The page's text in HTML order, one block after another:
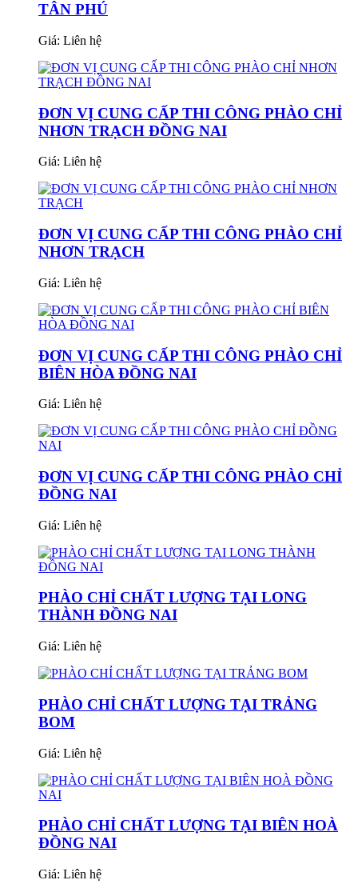
TÂN PHÚ
Giá: Liên hệ
ĐƠN VỊ CUNG CẤP THI CÔNG PHÀO CHỈ
NHƠN TRẠCH ĐỒNG NAI
Giá: Liên hệ
ĐƠN VỊ CUNG CẤP THI CÔNG PHÀO CHỈ
NHƠN TRẠCH
Giá: Liên hệ
ĐƠN VỊ CUNG CẤP THI CÔNG PHÀO CHỈ
BIÊN HÒA ĐỒNG NAI
Giá: Liên hệ
ĐƠN VỊ CUNG CẤP THI CÔNG PHÀO CHỈ
ĐỒNG NAI
Giá: Liên hệ
PHÀO CHỈ CHẤT LƯỢNG TẠI LONG
THÀNH ĐỒNG NAI
Giá: Liên hệ
PHÀO CHỈ CHẤT LƯỢNG TẠI TRẢNG
BOM
Giá: Liên hệ
PHÀO CHỈ CHẤT LƯỢNG TẠI BIÊN HOÀ
ĐỒNG NAI
Giá: Liên hệ